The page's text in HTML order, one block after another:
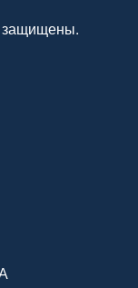
защищены.